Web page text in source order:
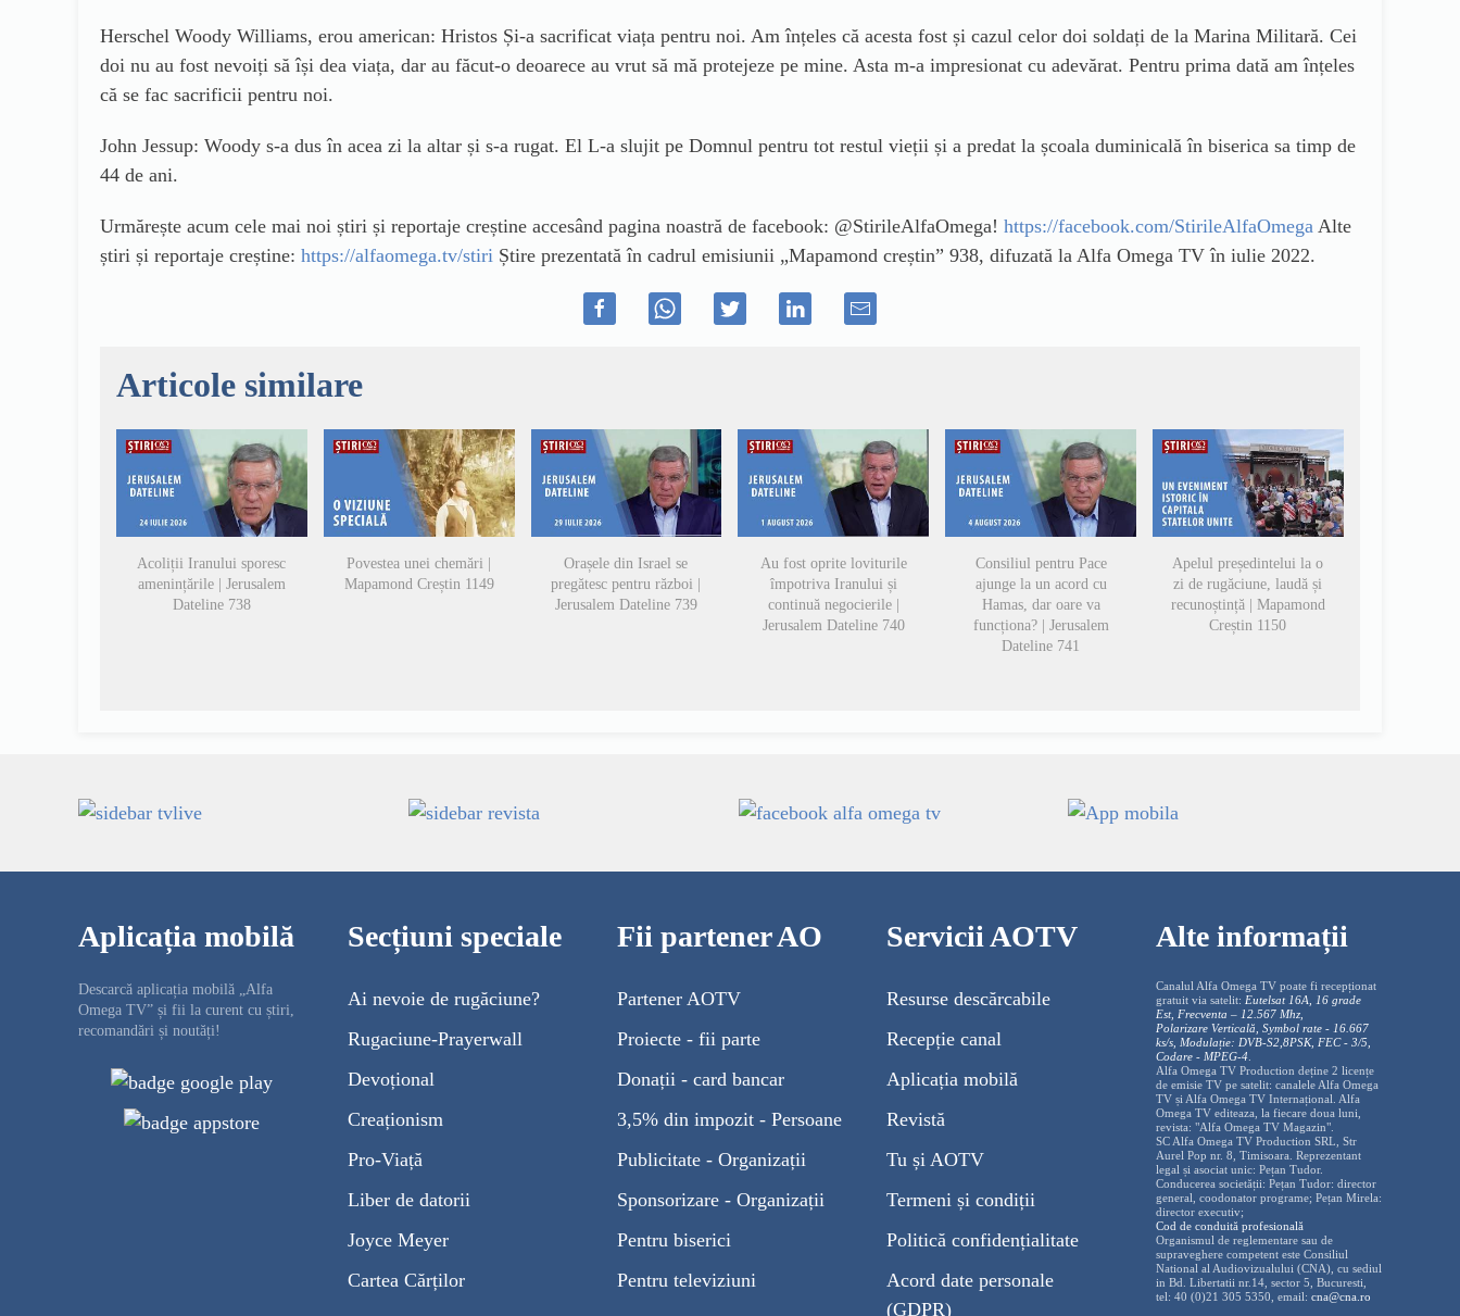
Herschel Woody Williams, erou american: Hristos Și-a sacrificat viața pentru noi. Am înțeles că acesta fost și cazul celor doi soldați de la Marina Militară. Cei
doi nu au fost nevoiți să își dea viața, dar au făcut-o deoarece au vrut să mă protejeze pe mine. Asta m-a impresionat cu adevărat. Pentru prima dată am înțeles
că se fac sacrificii pentru noi.
John Jessup: Woody s-a dus în acea zi la altar și s-a rugat. El L-a slujit pe Domnul pentru tot restul vieții și a predat la școala duminicală în biserica sa timp de
44 de ani.
Urmărește acum cele mai noi știri și reportaje creștine accesând pagina noastră de facebook: @StirileAlfaOmega! https://facebook.com/StirileAlfaOmega Alte
știri și reportaje creștine: https://alfaomega.tv/stiri Știre prezentată în cadrul emisiunii „Mapamond creștin” 938, difuzată la Alfa Omega TV în iulie 2022.
Articole similare
Acoliții Iranului sporesc
amenințările | Jerusalem
Dateline 738
Povestea unei chemări |
Mapamond Creștin 1149
Orașele din Israel se
pregătesc pentru război |
Jerusalem Dateline 739
Au fost oprite loviturile
împotriva Iranului și
continuă negocierile |
Jerusalem Dateline 740
Consiliul pentru Pace
ajunge la un acord cu
Hamas, dar oare va
funcționa? | Jerusalem
Dateline 741
Apelul președintelui la o
zi de rugăciune, laudă și
recunoștință | Mapamond
Creștin 1150
Aplicația mobilă
Descarcă aplicația mobilă „Alfa
Omega TV” și fii la curent cu știri,
recomandări și noutăți!
Secțiuni speciale
Ai nevoie de rugăciune?
Rugaciune-Prayerwall
Devoțional
Creaționism
Pro-Viață
Liber de datorii
Joyce Meyer
Cartea Cărților
Fii partener AO
Partener AOTV
Proiecte - fii parte
Donații - card bancar
3,5% din impozit - Persoane
Publicitate - Organizații
Sponsorizare - Organizații
Pentru biserici
Pentru televiziuni
Servicii AOTV
Resurse descărcabile
Recepție canal
Aplicația mobilă
Revistă
Tu și AOTV
Termeni și condiții
Politică confidențialitate
Acord date personale
(GDPR)
Alte informații
Canalul Alfa Omega TV poate fi recepționat
gratuit via satelit: Eutelsat 16A, 16 grade
Est, Frecventa – 12.567 Mhz,
Polarizare Verticală, Symbol rate - 16.667
ks/s, Modulație: DVB-S2,8PSK, FEC - 3/5,
Codare - MPEG-4.
Alfa Omega TV Production deține 2 licențe
de emisie TV pe satelit: canalele Alfa Omega
TV și Alfa Omega TV Internațional. Alfa
Omega TV editeaza, la fiecare doua luni,
revista: "Alfa Omega TV Magazin".
SC Alfa Omega TV Production SRL, Str
Aurel Pop nr. 8, Timisoara. Reprezentant
legal și asociat unic: Pețan Tudor.
Conducerea societății: Pețan Tudor: director
general, coodonator programe; Pețan Mirela:
director executiv;
Cod de conduită profesională
Organismul de reglementare sau de
supraveghere competent este Consiliul
National al Audiovizualului (CNA), cu sediul
in Bd. Libertatii nr.14, sector 5, Bucuresti,
tel: 40 (0)21 305 5350, email: cna@cna.ro